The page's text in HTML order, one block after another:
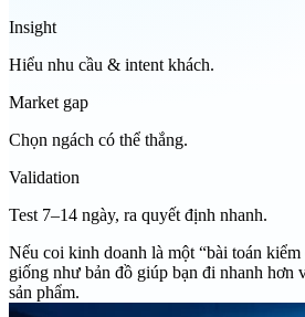
Insight
Hiểu nhu cầu & intent khách.
Market gap
Chọn ngách có thể thắng.
Validation
Test 7–14 ngày, ra quyết định nhanh.
Nếu coi kinh doanh là một “bài toán
giống như bản đồ giúp bạn đi nhanh hơn
sản phẩm.